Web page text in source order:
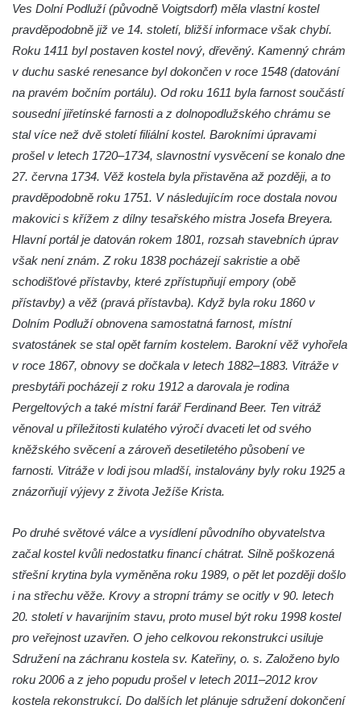
Křížová cesta Římov – XXV. kaple – Boží
hrob
Křížová cesta Římov – XXIV. kaple – Pieta
Křížová cesta Římov – XXIII. kaple –
Kalvárie
Křížová cesta Římov – XXII. kaple – Šimon
Cyrénský pomáhá Ježíši nést kříž
Křížová cesta Římov – XXI. kaple –
Popravní brána
Křížová cesta Římov – XX. kaple – Svatá
Veronika potkává Ježíše a utírá mu do své
roušky pot z tváře
Křížová cesta Římov – XIX. kaple – Kristus
kříž nesoucí potkává Pannu Marii
Křížová cesta Římov – XVII. kaple – Velký
Pilát
Křížová cesta Římov – XVI. kaple – U
Herodesa
Křížová cesta Římov – XV. kaple – Malý
Pilát
Křížová cesta Římov – XII. kaple – Vodní
brána
Křížová cesta Římov – XI. kaple – Ježíš
haněn a tupen
Křížová cesta Římov – X. kaple – U
Ves Dolní Podluží (původně Voigtsdorf) měla vlastní kostel
pravděpodobně již ve 14. století, bližší informace však chybí.
Roku 1411 byl postaven kostel nový, dřevěný. Kamenný chrám
v duchu saské renesance byl dokončen v roce 1548 (datování
na pravém bočním portálu). Od roku 1611 byla farnost součástí
sousední jiřetínské farnosti a z dolnopodlužského chrámu se
stal více než dvě století filiální kostel. Barokními úpravami
prošel v letech 1720–1734, slavnostní vysvěcení se konalo dne
27. června 1734. Věž kostela byla přistavěna až později, a to
pravděpodobně roku 1751. V následujícím roce dostala novou
makovici s křížem z dílny tesařského mistra Josefa Breyera.
Hlavní portál je datován rokem 1801, rozsah stavebních úprav
však není znám. Z roku 1838 pocházejí sakristie a obě
schodišťové přístavby, které zpřístupňují empory (obě
přístavby) a věž (pravá přístavba). Když byla roku 1860 v
Dolním Podluží obnovena samostatná farnost, místní
svatostánek se stal opět farním kostelem. Barokní věž vyhořela
v roce 1867, obnovy se dočkala v letech 1882–1883. Vitráže v
presbytáři pocházejí z roku 1912 a darovala je rodina
Pergeltových a také místní farář Ferdinand Beer. Ten vitráž
věnoval u příležitosti kulatého výročí dvaceti let od svého
kněžského svěcení a zároveň desetiletého působení ve
farnosti. Vitráže v lodi jsou mladší, instalovány byly roku 1925 a
znázorňují výjevy z života Ježíše Krista.
Po druhé světové válce a vysídlení původního obyvatelstva
začal kostel kvůli nedostatku financí chátrat. Silně poškozená
střešní krytina byla vyměněna roku 1989, o pět let později došlo
i na střechu věže. Krovy a stropní trámy se ocitly v 90. letech
20. století v havarijním stavu, proto musel být roku 1998 kostel
pro veřejnost uzavřen. O jeho celkovou rekonstrukci usiluje
Sdružení na záchranu kostela sv. Kateřiny, o. s. Založeno bylo
roku 2006 a z jeho popudu prošel v letech 2011–2012 krov
kostela rekonstrukcí. Do dalších let plánuje sdružení dokončení